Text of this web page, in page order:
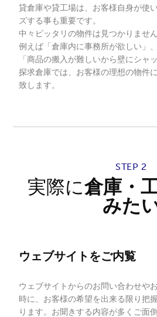
貸倉庫や貸工場は、お客様自身が使
ズする事も重要です。
中々ピッタリの物件は見つかりません
例えば「倉庫内に事務所が欲しい」
「商品の搬入が難しいから壁にシャ
探求倉庫では、お客様の理想の物件
致します。
STEP 2
実際に倉庫・
みた
ウェブサイトをご内覧
ウェブサイトからのお問い合わせや
時に、お客様の希望を出来る限り把
ります。お聞きする内容が多くご面